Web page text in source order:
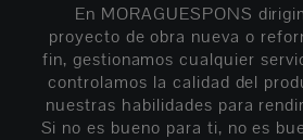
En MORAGUESPONS
proyecto de obra nueva o
fin, gestionamos cualquier
controlamos la calidad del
nuestras habilidades para
Si no es bueno para ti, no es